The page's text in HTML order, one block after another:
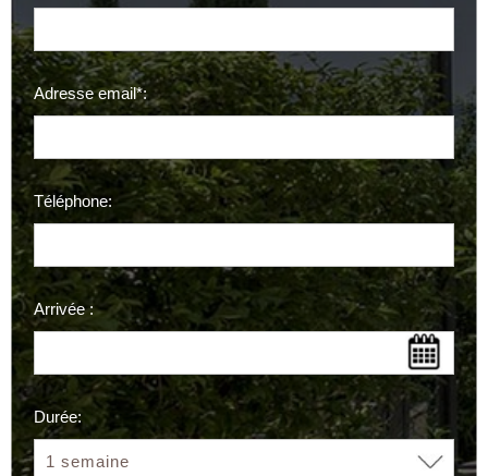
Adresse email*:
Téléphone:
Arrivée :
Durée: